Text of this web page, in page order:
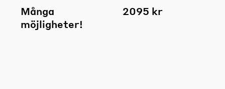
Många
möjligheter!
2095 kr